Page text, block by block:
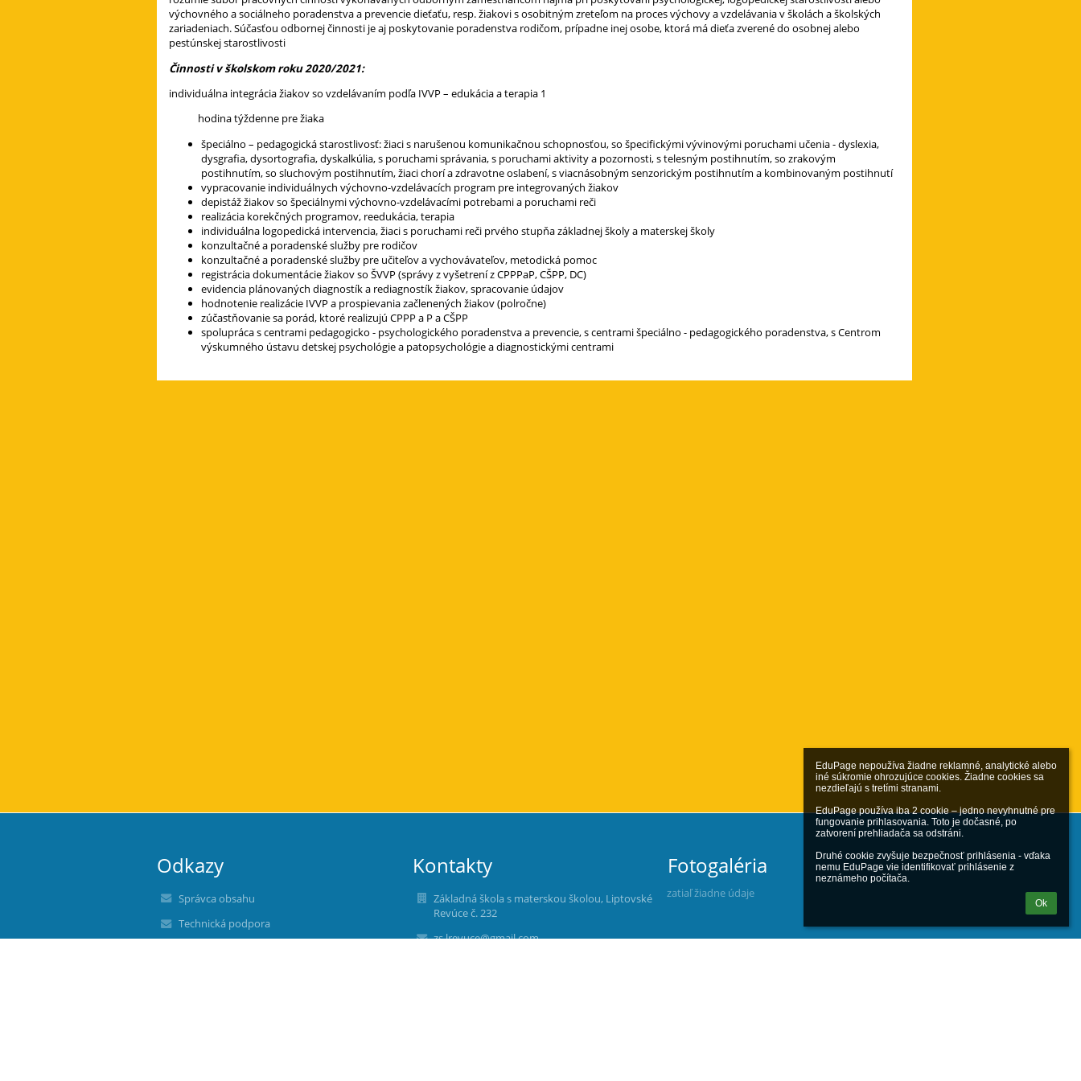
EduPage nepoužíva žiadne reklamné, analytické alebo
iné súkromie ohrozujúce cookies. Žiadne cookies sa
nezdieľajú s tretími stranami.
EduPage používa iba 2 cookie – jedno nevyhnutné pre
fungovanie prihlasovania. Toto je dočasné, po
zatvorení prehliadača sa odstráni.
Druhé cookie zvyšuje bezpečnosť prihlásenia - vďaka
nemu EduPage vie identifikovať prihlásenie z
neznámeho počítača.
Ok
výchovného a sociálneho poradenstva a prevencie dieťaťu, resp. žiakovi s osobitným zreteľom na proces výchovy a vzdelávania v školách a školských
zariadeniach. Súčasťou odbornej činnosti je aj poskytovanie poradenstva rodičom, prípadne inej osobe, ktorá má dieťa zverené do osobnej alebo
pestúnskej starostlivosti
Činnosti v školskom roku 2020/2021:
individuálna integrácia žiakov so vzdelávaním podľa IVVP – edukácia a terapia 1
hodina týždenne pre žiaka
špeciálno – pedagogická starostlivosť: žiaci s narušenou komunikačnou schopnosťou, so špecifickými vývinovými poruchami učenia - dyslexia,
dysgrafia, dysortografia, dyskalkúlia, s poruchami správania, s poruchami aktivity a pozornosti, s telesným postihnutím, so zrakovým
postihnutím, so sluchovým postihnutím, žiaci chorí a zdravotne oslabení, s viacnásobným senzorickým postihnutím a kombinovaným postihnutí
vypracovanie individuálnych výchovno-vzdelávacích program pre integrovaných žiakov
depistáž žiakov so špeciálnymi výchovno-vzdelávacími potrebami a poruchami reči
realizácia korekčných programov, reedukácia, terapia
individuálna logopedická intervencia, žiaci s poruchami reči prvého stupňa základnej školy a materskej školy
konzultačné a poradenské služby pre rodičov
konzultačné a poradenské služby pre učiteľov a vychovávateľov, metodická pomoc
registrácia dokumentácie žiakov so ŠVVP (správy z vyšetrení z CPPPaP, CŠPP, DC)
evidencia plánovaných diagnostík a rediagnostík žiakov, spracovanie údajov
hodnotenie realizácie IVVP a prospievania začlenených žiakov (polročne)
zúčastňovanie sa porád, ktoré realizujú CPPP a P a CŠPP
spolupráca s centrami pedagogicko - psychologického poradenstva a prevencie, s centrami špeciálno - pedagogického poradenstva, s Centrom
výskumného ústavu detskej psychológie a patopsychológie a diagnostickými centrami
Odkazy
Správca obsahu
Technická podpora
Kontakty
Základná škola s materskou školou, Liptovské
Revúce č. 232
zs.lrevuce@gmail.com
Fotogaléria
zatiaľ žiadne údaje